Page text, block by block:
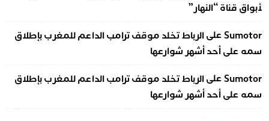
قناة “النهار”
علىالرباط تخلد موقف ترامب الداعم للمغرب بإطلاق
على أحد أشهر شوارعها
علىالرباط تخلد موقف ترامب الداعم للمغرب بإطلاق
على أحد أشهر شوارعها